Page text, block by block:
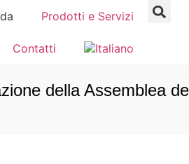
Prodotti e Servizi
Contatti
della Assemblea